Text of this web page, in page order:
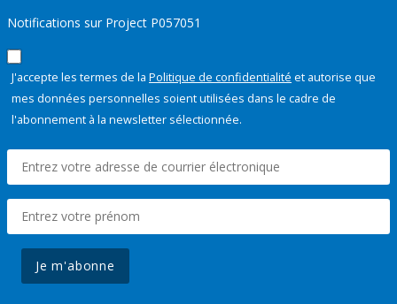
Notifications sur Project P057051
J'accepte les termes de la Politique de confidentialité et autorise que
mes données personnelles soient utilisées dans le cadre de
l'abonnement à la newsletter sélectionnée.
Je m'abonne